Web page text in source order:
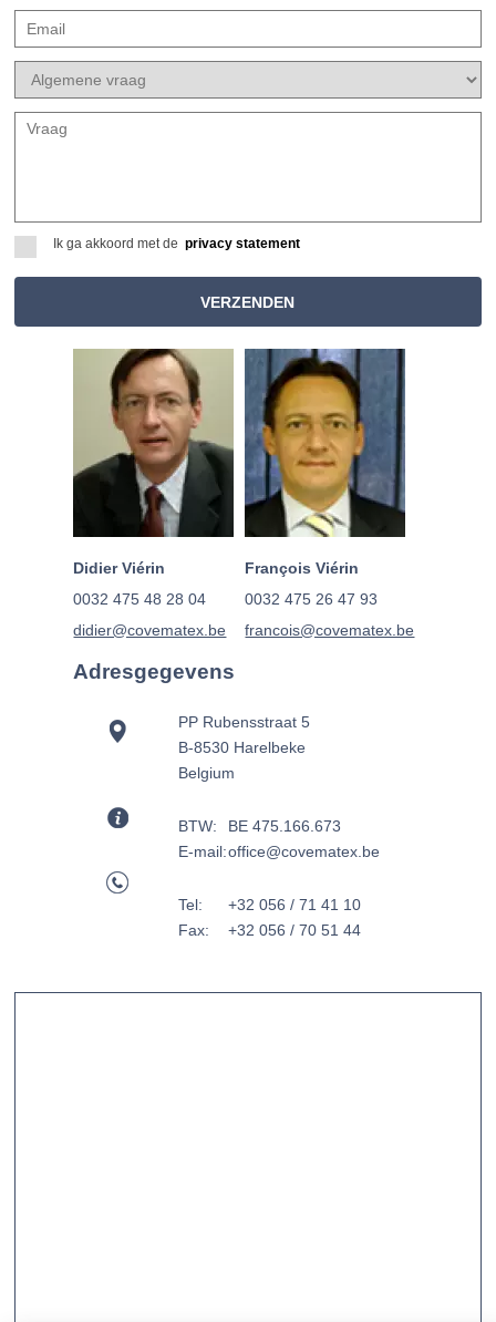
Ik ga akkoord met deprivacy statement
Didier Viérin
0032 475 48 28 04
didier@covematex.be
François Viérin
0032 475 26 47 93
francois@covematex.be
Adresgegevens
PP Rubensstraat 5
B-8530 Harelbeke
Belgium
BTW:
BE 475.166.673
E-mail:office@covematex.be
Tel:
+32 056 / 71 41 10
Fax:
+32 056 / 70 51 44